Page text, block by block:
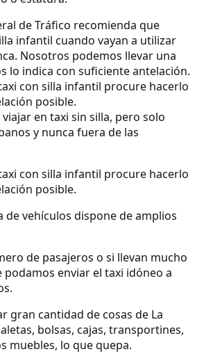
de Tráfico recomienda que
infantil cuando vayan a utilizar
Nosotros podemos llevar una
lo indica con suficiente antelación.
con silla infantil procure hacerlo
posible.
en taxi sin silla, pero solo
y nunca fuera de las
con silla infantil procure hacerlo
posible.
de vehículos dispone de amplios
de pasajeros o si llevan mucho
enviar el taxi idóneo a
gran cantidad de cosas de La
bolsas, cajas, transportines,
muebles, lo que quepa.